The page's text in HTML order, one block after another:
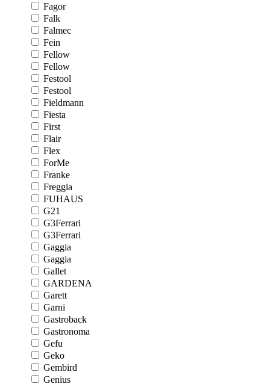
Fagor
Falk
Falmec
Fein
Fellow
Fellow
Festool
Festool
Fieldmann
Fiesta
First
Flair
Flex
ForMe
Franke
Freggia
FUHAUS
G21
G3Ferrari
G3Ferrari
Gaggia
Gaggia
Gallet
GARDENA
Garett
Garni
Gastroback
Gastronoma
Gefu
Geko
Gembird
Genius